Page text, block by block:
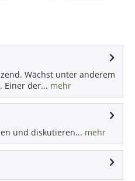
Wächst unter anderem
Einer der... mehr
und diskutieren... mehr